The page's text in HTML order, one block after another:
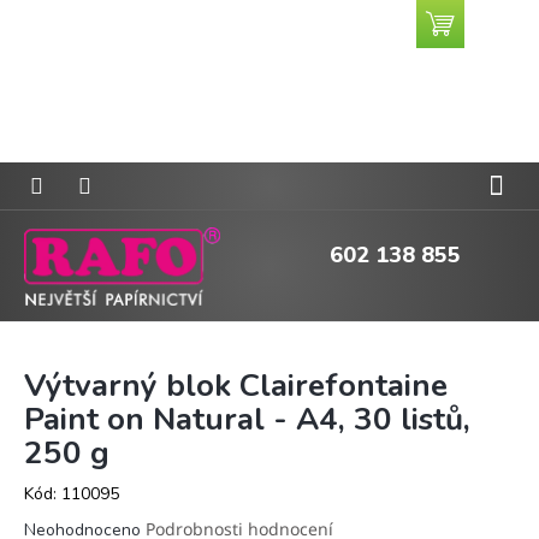
602 138 855
Nákupní
košík
Výtvarný blok Clairefontaine
Paint on Natural - A4, 30 listů,
250 g
Kód: 110095
Průměrné
Neohodnoceno Podrobnosti hodnocení